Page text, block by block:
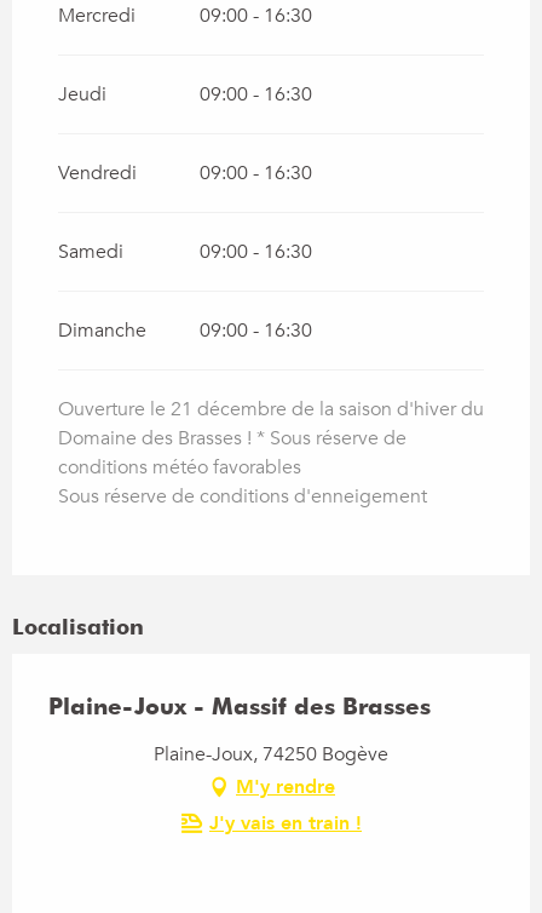
Mercredi 09:00 - 16:30
Jeudi 09:00 - 16:30
Vendredi 09:00 - 16:30
Samedi 09:00 - 16:30
Dimanche 09:00 - 16:30
Ouverture le 21 décembre de la saison d'hiver du
Domaine des Brasses ! * Sous réserve de
conditions météo favorables
Sous réserve de conditions d'enneigement
Localisation
Plaine-Joux - Massif des Brasses
Plaine-Joux, 74250 Bogève
M'y rendre
J'y vais en train !